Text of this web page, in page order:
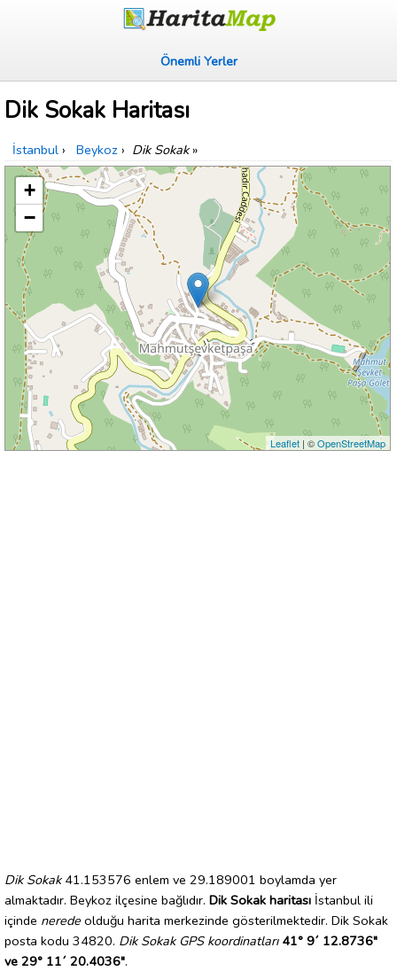
Önemli Yerler
Dik Sokak Haritası
İstanbul › Beykoz › Dik Sokak»
+
−
Leaflet| ©OpenStreetMap
Dik Sokak41.153576 enlem ve 29.189001 boylamda yer
almaktadır. Beykoz ilçesine bağlıdır. Dik Sokak haritası İstanbul ili
içinde nerede olduğu harita merkezinde gösterilmektedir. Dik Sokak
posta kodu 34820. Dik Sokak GPS koordinatları 41° 9´ 12.8736"
ve 29° 11´ 20.4036".